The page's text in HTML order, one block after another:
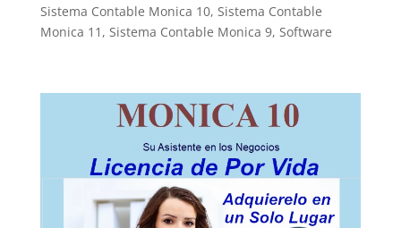
Sistema Contable Monica 10, Sistema Contable
Monica 11 , Sistema Contable Monica 9, Software